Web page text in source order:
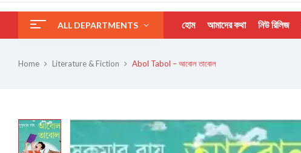
ALL DEPARTMENTS হোম আমাদের কথা নিউ রিলিজ
Home Literature & Fiction Abol Tabol – আবোল তাবোল